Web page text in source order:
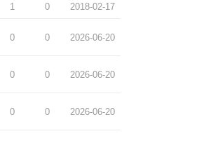
1 0 2018-02-17
0 0 2026-06-20
0 0 2026-06-20
0 0 2026-06-20